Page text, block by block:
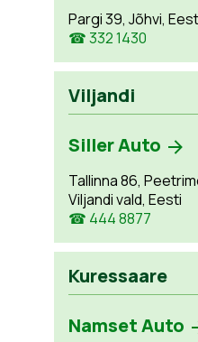
Pargi 39, Jõhvi,
☎ 332 1430
Viljandi
Siller Auto
Tallinna 86,
Viljandi vald, Eesti
☎ 444 8877
Kuressaare
Namset Auto